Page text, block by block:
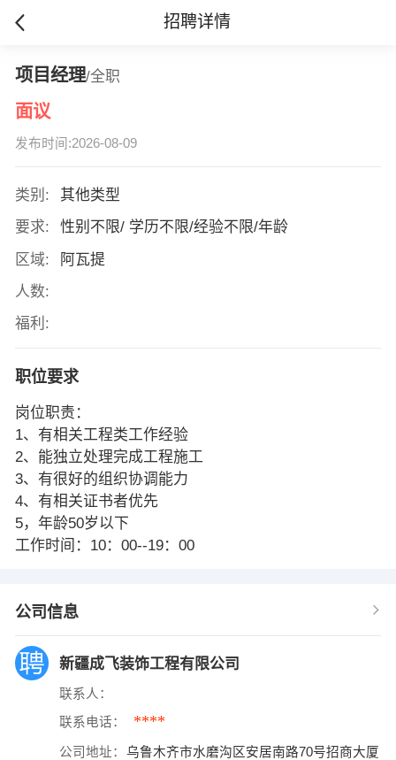
招聘详情
项目经理/全职
面议
发布时间:2026-08-09
类别:
其他类型
要求:
性别不限/ 学历不限/经验不限/年龄
区域:
阿瓦提
人数:
福利:
职位要求
岗位职责：
1、有相关工程类工作经验
2、能独立处理完成工程施工
3、有很好的组织协调能力
4、有相关证书者优先
5，年龄50岁以下
工作时间：10：00--19：00
公司信息
新疆成飞装饰工程有限公司
联系人：
联系电话： ****
公司地址：
乌鲁木齐市水磨沟区安居南路70号招商大厦